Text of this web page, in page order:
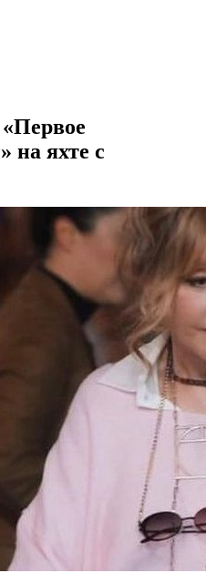
на яхте с